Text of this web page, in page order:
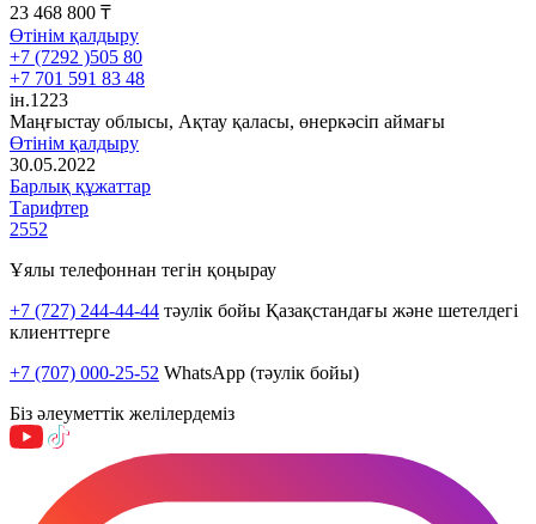
23 468 800 ₸
Өтінім қалдыру
+7 (7292 )505 80
+7 701 591 83 48
ін.1223
Маңғыстау облысы, Ақтау қаласы, өнеркәсіп аймағы
Өтінім қалдыру
30.05.2022
Барлық құжаттар
Тарифтер
2552
Ұялы телефоннан тегін қоңырау
+7 (727) 244-44-44 тәулік бойы Қазақстандағы және шетелдегі
клиенттерге
+7 (707) 000-25-52 WhatsApp (тәулік бойы)
Біз әлеуметтік желілердеміз